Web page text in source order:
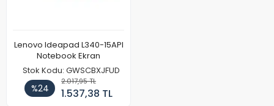
Lenovo Ideapad L340-15API
Notebook Ekran
Stok Kodu: GWSCBXJFUD
%24
2.017,95 TL
1.537,38 TL